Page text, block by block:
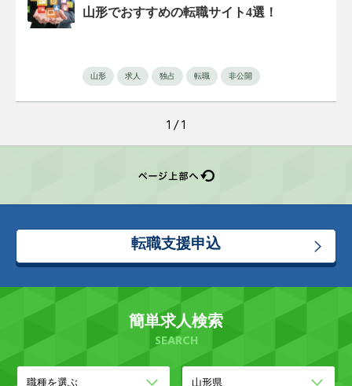
山形でおすすめの転職サイト4選！
山形 求人 独占 転職 非公開
1 / 1
転職支援申込
簡単求人検索
SEARCH